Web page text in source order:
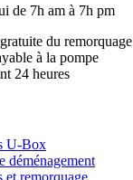
de 7h am à 7h pm
du remorquage
à la pompe
24 heures
U-Box
déménagement